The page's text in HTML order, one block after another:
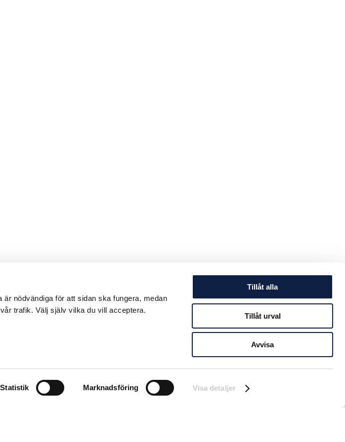
nödvändiga för att sidan ska fungera, medan
trafik. Välj själv vilka du vill acceptera.
Statistik Marknadsföring Visa detaljer
Tillåt alla
Tillåt urval
Avvisa